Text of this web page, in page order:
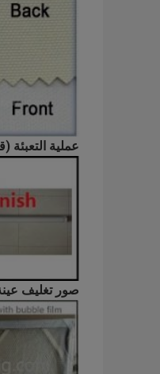
عملية
صور تغليف